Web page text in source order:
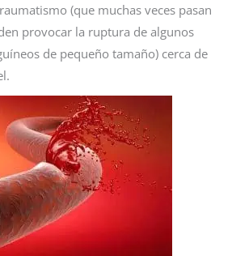
(que muchas veces pasan
provocar la ruptura de algunos
de pequeño tamaño) cerca de